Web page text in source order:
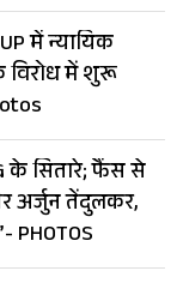
में न्यायिक
विरोध में शुरू
के सितारे; फैंस से
अर्जुन तेंदुलकर,
PHOTOS